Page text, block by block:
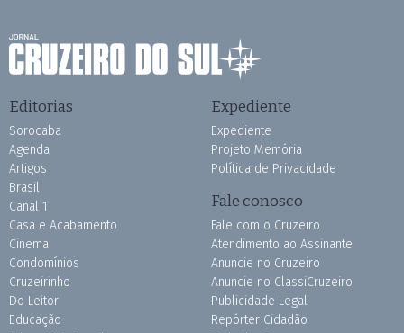
Editorias
Sorocaba
Agenda
Artigos
Brasil
Canal 1
Casa e Acabamento
Cinema
Condomínios
Cruzeirinho
Do Leitor
Educação
Expediente
Expediente
Projeto Memória
Política de Privacidade
Fale conosco
Fale com o Cruzeiro
Atendimento ao Assinante
Anuncie no Cruzeiro
Anuncie no ClassiCruzeiro
Publicidade Legal
Repórter Cidadão